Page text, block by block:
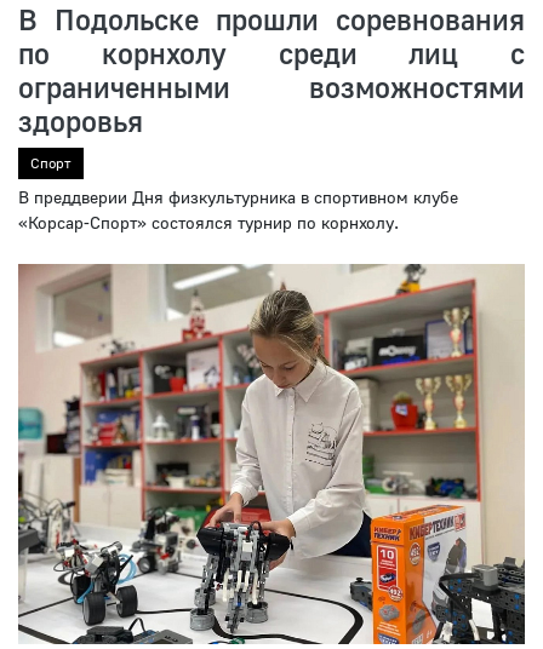
В Подольске прошли соревнования
по корнхолу среди лиц с
ограниченными возможностями
здоровья
Спорт
В преддверии Дня физкультурника в спортивном клубе
«Корсар-Спорт» состоялся турнир по корнхолу.